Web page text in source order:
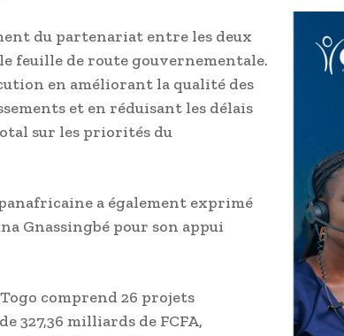
du partenariat entre les deux
feuille de route gouvernementale.
en améliorant la qualité des
et en réduisant les délais
sur les priorités du
a également exprimé
Gnassingbé pour son appui
comprend 26 projets
327,36 milliards de FCFA,